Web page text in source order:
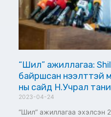
“Шил” ажиллагаа:
байршсан нээлттэй
ны сайд Н.Учрал
2023-04-24
“Шил” ажиллагаа эхэлсэн